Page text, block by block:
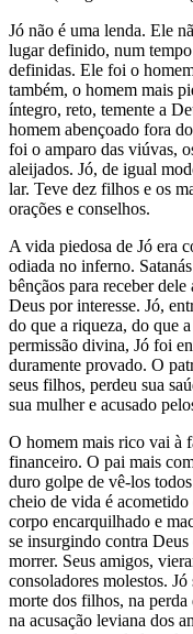
Jó não é uma lenda. Ele
lugar definido, num
definidas. Ele foi o
também, o homem mais
íntegro, reto, temente a
homem abençoado fora
foi o amparo das viúvas,
aleijados. Jó, de igual
lar. Teve dez filhos e os
orações e conselhos.
A vida piedosa de Jó era
odiada no inferno.
bênçãos para receber
Deus por interesse. Jó,
do que a riqueza, do que
permissão divina, Jó foi
duramente provado. O
seus filhos, perdeu sua
sua mulher e acusado
O homem mais rico vai à
financeiro. O pai mais
duro golpe de vê-los
cheio de vida é
corpo encarquilhado e
se insurgindo contra
morrer. Seus amigos,
consoladores molestos.
morte dos filhos, na perda
na acusação leviana dos